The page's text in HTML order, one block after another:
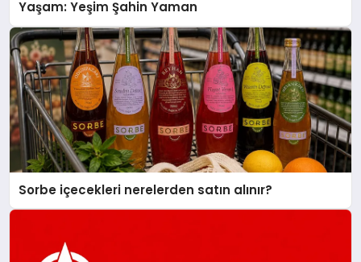
Yaşam: Yeşim Şahin Yaman
Sorbe içecekleri nerelerden satın alınır?